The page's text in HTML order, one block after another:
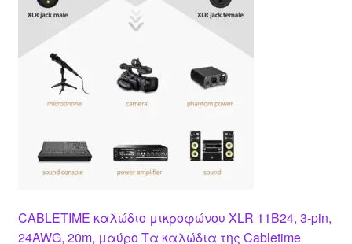
CABLETIME καλώδιο μικροφώνου XLR 11B24, 3-pin,
24AWG, 20m, μαύρο Τα καλώδια της Cabletime